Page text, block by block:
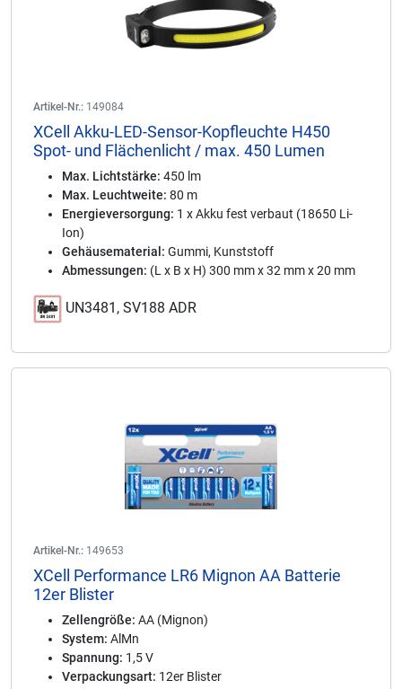
Artikel-Nr.: 149084
XCell Akku-LED-Sensor-Kopfleuchte H450
Spot- und Flächenlicht / max. 450 Lumen
Max. Lichtstärke: 450 lm
Max. Leuchtweite: 80 m
Energieversorgung: 1 x Akku fest verbaut (18650 Li-
Ion)
Gehäusematerial: Gummi, Kunststoff
Abmessungen: (L x B x H) 300 mm x 32 mm x 20 mm
UN3481, SV188 ADR
Artikel-Nr.: 149653
XCell Performance LR6 Mignon AA Batterie
12er Blister
Zellengröße: AA (Mignon)
System: AlMn
Spannung: 1,5 V
Verpackungsart: 12er Blister